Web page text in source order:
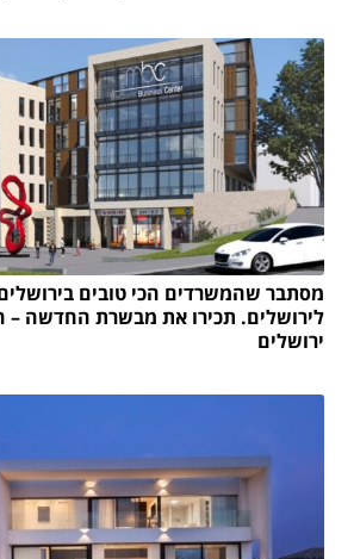
מסתבר שהמשרדים הכי טובים
לירושלים. תכירו את מבשרת החדשה
ירושלים